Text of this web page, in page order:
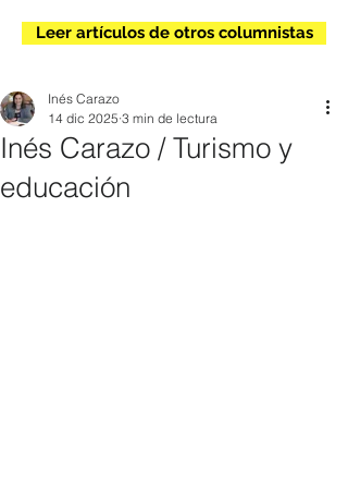
Leer artículos de otros columnistas
Inés Carazo / Turismo y
educación
Inés Carazo
14 dic 2025 3 min de lectura